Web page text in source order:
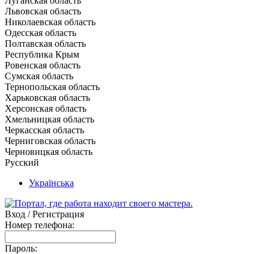
Львовская область
Николаевская область
Одесская область
Полтавская область
Республика Крым
Ровенская область
Сумская область
Тернопольская область
Харьковская область
Херсонская область
Хмельницкая область
Черкасская область
Черниговская область
Черновицкая область
Русский
Українська
Вход / Регистрация
Номер телефона:
Пароль: